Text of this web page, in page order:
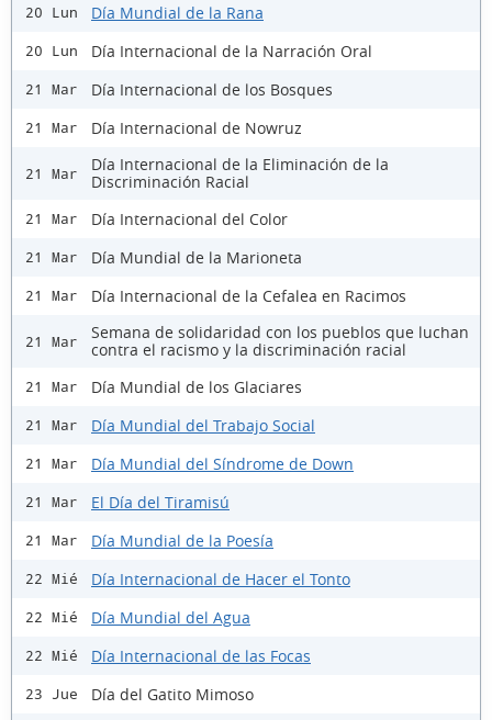
20 Lun Día Mundial de la Rana
20 Lun Día Internacional de la Narración Oral
21 Mar Día Internacional de los Bosques
21 Mar Día Internacional de Nowruz
21 Mar
Día Internacional de la Eliminación de la
Discriminación Racial
21 Mar Día Internacional del Color
21 Mar Día Mundial de la Marioneta
21 Mar Día Internacional de la Cefalea en Racimos
21 Mar
Semana de solidaridad con los pueblos que luchan
contra el racismo y la discriminación racial
21 Mar Día Mundial de los Glaciares
21 Mar Día Mundial del Trabajo Social
21 Mar Día Mundial del Síndrome de Down
21 Mar El Día del Tiramisú
21 Mar Día Mundial de la Poesía
22 Mié Día Internacional de Hacer el Tonto
22 Mié Día Mundial del Agua
22 Mié Día Internacional de las Focas
23 Jue Día del Gatito Mimoso